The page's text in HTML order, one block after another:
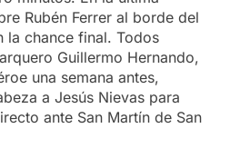
Rubén Ferrer al borde del
la chance final. Todos
Guillermo Hernando,
una semana antes,
a Jesús Nievas para
ante San Martín de San